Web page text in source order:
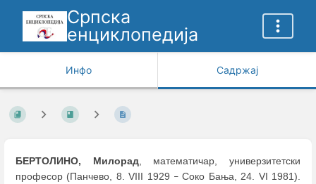
Српска
енциклопедија
Инфо Садржај
БЕРТОЛИНО, Милорад, математичар, универзитетски
професор (Панчево, 8. VIII 1929 – Соко Бања, 24. VI 1981).